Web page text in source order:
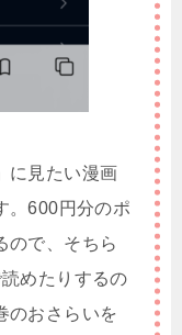
に見たい漫画
。600円分のポ
ので、そちら
めたりするの
のおさらいを